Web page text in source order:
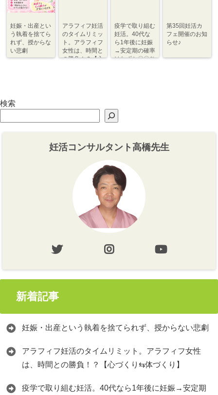
妊娠・出産とい
う執着を捨てら
れず、授からな
い悲劇
アラフィフ妊活
のタイムリミッ
ト。アラフィフ
女性は、時間と
の勝負！？【心
疫学で取り組む
妊活。40代な
ら1年後に妊娠
→安定期の確率
はわずか〇〇％
第35回妊活カ
フェ開催のお知
らせ♪
検索
妊活コンサルタント高橋先生
新着記事
妊娠・出産という執着を捨てられず、授からない悲劇
アラフィフ妊活のタイムリミット。アラフィフ女性
は、時間との勝負！？【心づくり⇆体づくり】
疫学で取り組む妊活。40代なら1年後に妊娠→安定期